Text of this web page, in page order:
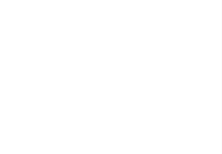
7/16.
termine, non sarà
a scelta tra: Edge /